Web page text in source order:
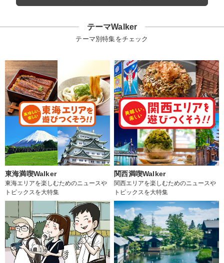
テーマWalker
テーマ別特集をチェック
東海満喫Walker
東海エリアを楽しむためのニュースや
トピックスを大特集
関西満喫Walker
関西エリアを楽しむためのニュースや
トピックスを大特集